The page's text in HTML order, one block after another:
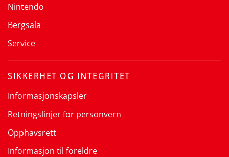
Nintendo
Bergsala
Service
SIKKERHET OG INTEGRITET
Informasjonskapsler
Retningslinjer for personvern
Opphavsrett
Informasjon til foreldre